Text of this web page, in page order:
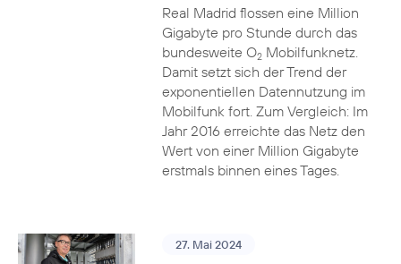
Real Madrid flossen eine Million
Gigabyte pro Stunde durch das
bundesweite O2Mobilfunknetz.
Damit setzt sich der Trend der
exponentiellen Datennutzung im
Mobilfunk fort. Zum Vergleich: Im
Jahr 2016 erreichte das Netz den
Wert von einer Million Gigabyte
erstmals binnen eines Tages.
27. Mai 2024